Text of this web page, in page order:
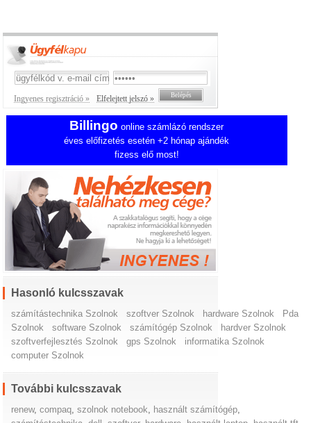
Ingyenes regisztráció » Elfelejtett jelszó »
Billingo online számlázó rendszer
éves előfizetés esetén +2 hónap ajándék
fizess elő most!
Hasonló kulcsszavak
számítástechnika Szolnok szoftver Szolnok hardware Szolnok
Pda
Szolnok
software Szolnok számítógép Szolnok
hardver Szolnok
szoftverfejlesztés Szolnok
gps Szolnok
informatika Szolnok
computer Szolnok
További kulcsszavak
renew,compaq ,szolnok notebook használt számítógép